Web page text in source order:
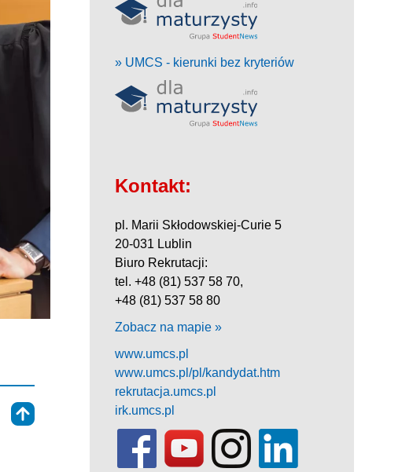
» UMCS - kierunki bez kryteriów
Kontakt:
pl. Marii Skłodowskiej-Curie 5
20-031 Lublin
Biuro Rekrutacji:
tel. +48 (81) 537 58 70,
+48 (81) 537 58 80
Zobacz na mapie »
www.umcs.pl
www.umcs.pl/pl/kandydat.htm
rekrutacja.umcs.pl
irk.umcs.pl